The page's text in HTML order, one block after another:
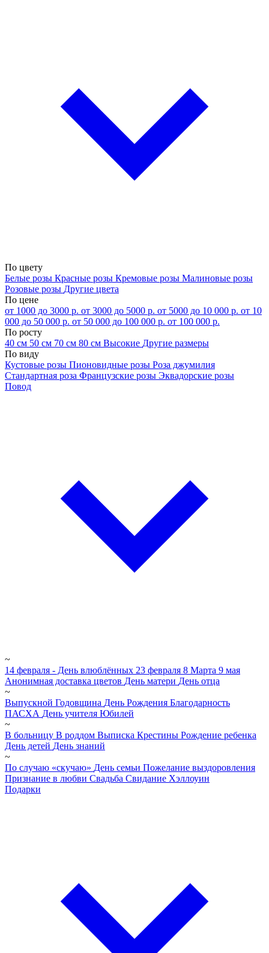
По цвету
Белые розы Красные розы Кремовые розы Малиновые розы
Розовые розы Другие цвета
По цене
от 1000 до 3000 р. от 3000 до 5000 р. от 5000 до 10 000 р. от 10
000 до 50 000 р. от 50 000 до 100 000 р. от 100 000 р.
По росту
40 см 50 см 70 см 80 см Высокие Другие размеры
По виду
Кустовые розы Пионовидные розы Роза джумилия
Стандартная роза Французские розы Эквадорские розы
Повод
~
14 февраля - День влюблённых 23 февраля 8 Марта 9 мая
Анонимная доставка цветов День матери День отца
~
Выпускной Годовщина День Рождения Благодарность
ПАСХА День учителя Юбилей
~
В больницу В роддом Выписка Крестины Рождение ребенка
День детей День знаний
~
По случаю «скучаю» День семьи Пожелание выздоровления
Признание в любви Свадьба Свидание Хэллоуин
Подарки